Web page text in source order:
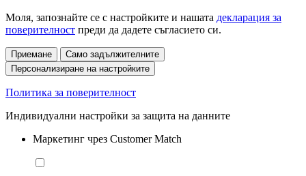
Моля, запознайте се с настройките и нашата декларация за
поверителност преди да дадете съгласието си.
Приемане
Само задължителните
Персонализиране на настройките
Политика за поверителност
Индивидуални настройки за защита на данните
Маркетинг чрез Customer Match